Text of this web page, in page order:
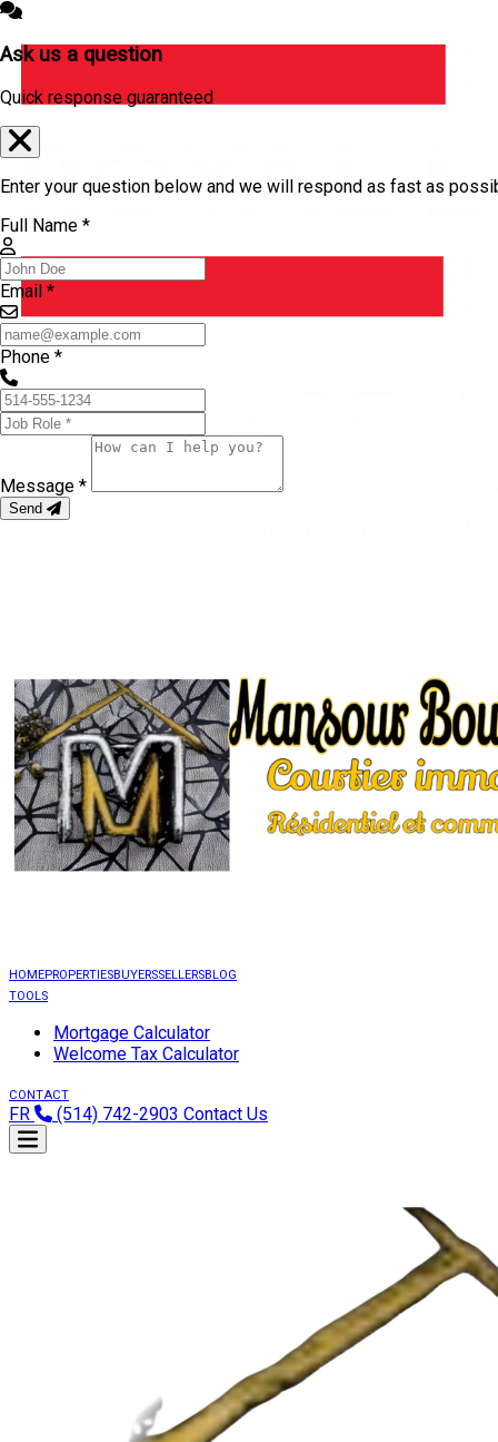
HOMEPROPERTIESBUYERSSELLERSBLOG
TOOLS
Mortgage Calculator
Welcome Tax Calculator
CONTACT
FR (514) 742-2903 Contact Us
Ask us a question
Quick response guaranteed
Enter your question below and we will respond as fast as
Full Name *
Email *
Phone *
Message *
Send